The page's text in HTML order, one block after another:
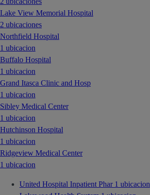
Lake View Memorial Hospital
2 ubicaciones
Northfield Hospital
1 ubicacion
Buffalo Hospital
1 ubicacion
Grand Itasca Clinic and Hosp
1 ubicacion
Sibley Medical Center
1 ubicacion
Hutchinson Hospital
1 ubicacion
Ridgeview Medical Center
1 ubicacion
United Hospital Inpatient Phar 1 ubicacion